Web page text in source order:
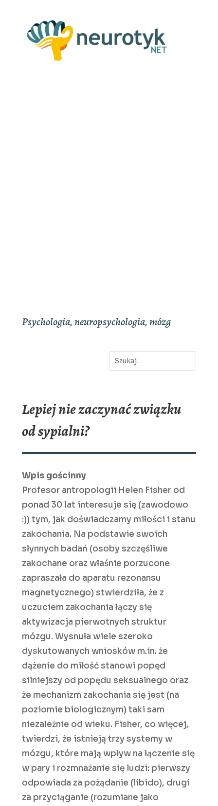
Psychologia, neuropsychologia, mózg
Lepiej nie zaczynać związku
od sypialni?
Wpis gościnny
Profesor antropologii Helen Fisher od
ponad 30 lat interesuje się (zawodowo
:)) tym, jak doświadczamy miłości i stanu
zakochania. Na podstawie swoich
słynnych badań (osoby szczęśliwe
zakochane oraz właśnie porzucone
zapraszała do aparatu rezonansu
magnetycznego) stwierdziła, że z
uczuciem zakochania łączy się
aktywizacja pierwotnych struktur
mózgu. Wysnuła wiele szeroko
dyskutowanych wniosków m.in. że
dążenie do miłość stanowi popęd
silniejszy od popędu seksualnego oraz
że mechanizm zakochania się jest (na
poziomie biologicznym) taki sam
niezależnie od wieku. Fisher, co więcej,
twierdzi, że istnieją trzy systemy w
mózgu, które mają wpływ na łączenie się
w pary i rozmnażanie się ludzi: pierwszy
odpowiada za pożądanie (libido), drugi
za przyciąganie (rozumiane jako